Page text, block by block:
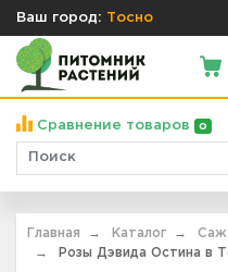
Ваш город: Тосно
Сравнение товаров 0
Главная Каталог
Розы Дэвида Остина в